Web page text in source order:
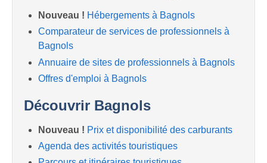
Nouveau ! Hébergements à Bagnols
Comparateur de services de professionnels à
Bagnols
Annuaire de sites de professionnels à Bagnols
Offres d'emploi à Bagnols
Découvrir Bagnols
Nouveau ! Prix et disponibilité des carburants
Agenda des activités touristiques